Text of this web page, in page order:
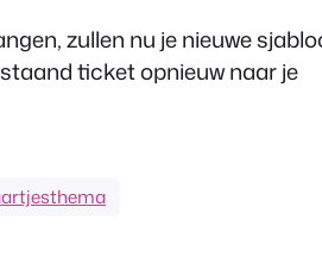
zullen nu je nieuwe
ticket opnieuw naar je